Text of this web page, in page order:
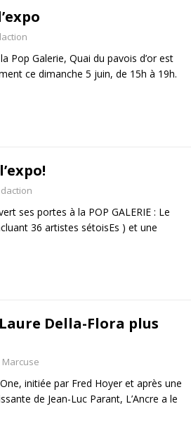
Pop Galerie, Quai du pavois d’or est
ce dimanche 5 juin, de 15h à 19h.
ses portes à la POP GALERIE : Le
36 artistes sétoisEs ) et une
Della-Flora plus
initiée par Fred Hoyer et après une
de Jean-Luc Parant, L’Ancre a le